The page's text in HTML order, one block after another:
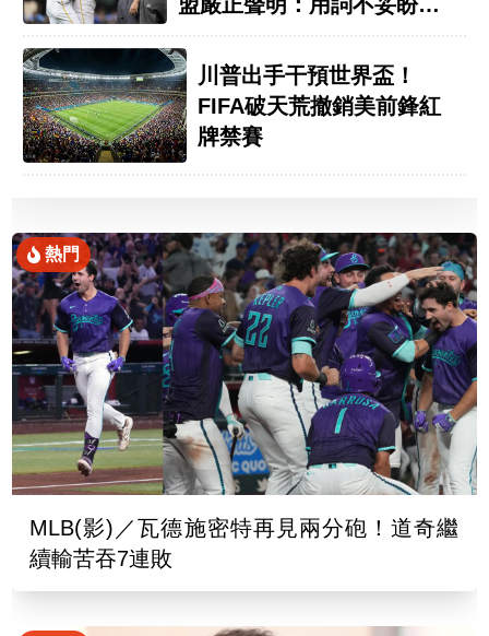
川普出手干預世界盃！
FIFA破天荒撤銷美前鋒紅
牌禁賽
熱門
MLB(影)／瓦德施密特再見兩分砲！道奇繼
續輸苦吞7連敗